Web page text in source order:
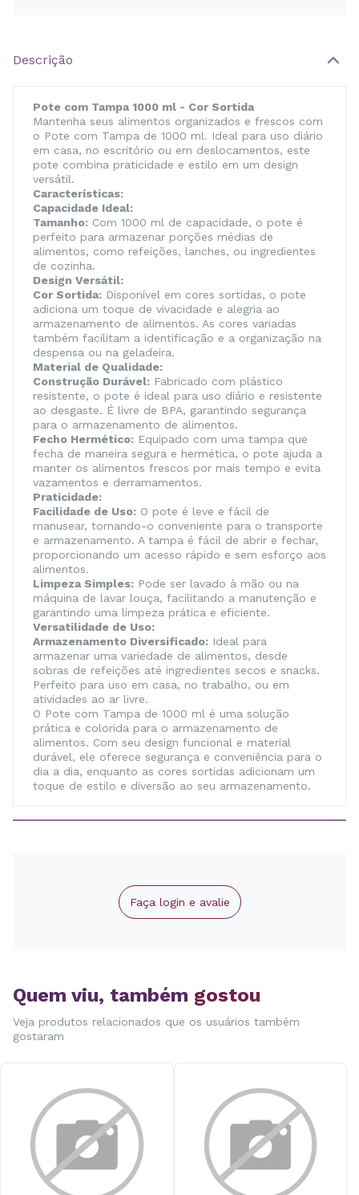
Descrição
Pote com Tampa 1000 ml - Cor Sortida
Mantenha seus alimentos organizados e frescos com
o Pote com Tampa de 1000 ml. Ideal para uso diário
em casa, no escritório ou em deslocamentos, este
pote combina praticidade e estilo em um design
versátil.
Características:
Capacidade Ideal:
Tamanho: Com 1000 ml de capacidade, o pote é
perfeito para armazenar porções médias de
alimentos, como refeições, lanches, ou ingredientes
de cozinha.
Design Versátil:
Cor Sortida: Disponível em cores sortidas, o pote
adiciona um toque de vivacidade e alegria ao
armazenamento de alimentos. As cores variadas
também facilitam a identificação e a organização na
despensa ou na geladeira.
Material de Qualidade:
Construção Durável: Fabricado com plástico
resistente, o pote é ideal para uso diário e resistente
ao desgaste. É livre de BPA, garantindo segurança
para o armazenamento de alimentos.
Fecho Hermético: Equipado com uma tampa que
fecha de maneira segura e hermética, o pote ajuda a
manter os alimentos frescos por mais tempo e evita
vazamentos e derramamentos.
Praticidade:
Facilidade de Uso: O pote é leve e fácil de
manusear, tornando-o conveniente para o transporte
e armazenamento. A tampa é fácil de abrir e fechar,
proporcionando um acesso rápido e sem esforço aos
alimentos.
Limpeza Simples: Pode ser lavado à mão ou na
máquina de lavar louça, facilitando a manutenção e
garantindo uma limpeza prática e eficiente.
Versatilidade de Uso:
Armazenamento Diversificado: Ideal para
armazenar uma variedade de alimentos, desde
sobras de refeições até ingredientes secos e snacks.
Perfeito para uso em casa, no trabalho, ou em
atividades ao ar livre.
O Pote com Tampa de 1000 ml é uma solução
prática e colorida para o armazenamento de
alimentos. Com seu design funcional e material
durável, ele oferece segurança e conveniência para o
dia a dia, enquanto as cores sortidas adicionam um
toque de estilo e diversão ao seu armazenamento.
Faça login e avalie
Quem viu, também gostou
Veja produtos relacionados que os usuários também
gostaram